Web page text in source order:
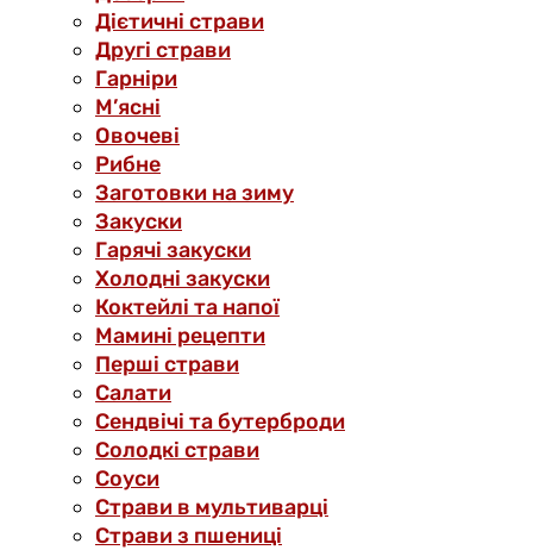
Дієтичні страви
Другі страви
Гарніри
М’ясні
Овочеві
Рибне
Заготовки на зиму
Закуски
Гарячі закуски
Холодні закуски
Коктейлі та напої
Мамині рецепти
Перші страви
Салати
Сендвічі та бутерброди
Солодкі страви
Соуси
Страви в мультиварці
Страви з пшениці